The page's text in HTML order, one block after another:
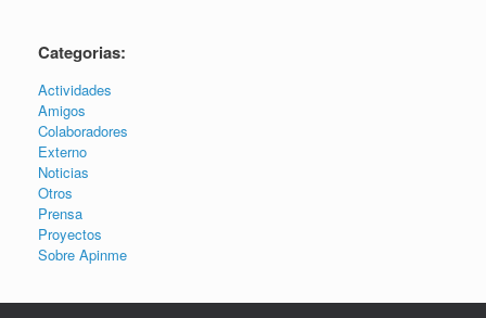
Categorias:
Actividades
Amigos
Colaboradores
Externo
Noticias
Otros
Prensa
Proyectos
Sobre Apinme